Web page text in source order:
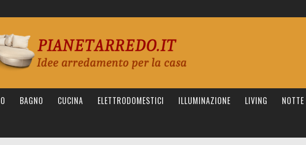
BAGNO CUCINA ELETTRODOMESTICI ILLUMINAZIONE LIVING NOTTE